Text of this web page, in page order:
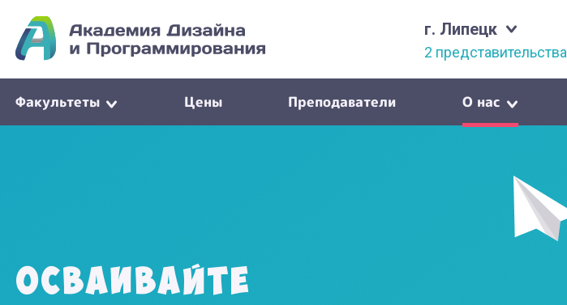
г. Липецк
2 представительства
Факультеты Цены Преподаватели О нас
Осваивайте